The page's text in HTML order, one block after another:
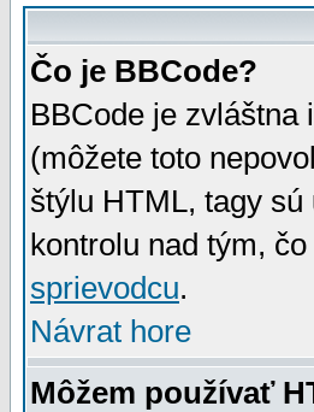
Čo je BBCode?
BBCode je
(môžete toto
štýlu HTML, tagy
kontrolu nad tým,
sprievodcu.
Návrat hore
Môžem používať